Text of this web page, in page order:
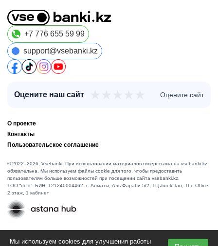
+7 776 655 59 99
support@vsebanki.kz
Оцените наш сайт Оцените сайт
О проекте
Контакты
Пользовательское соглашение
© 2022–2026, Vsebanki. При использовании материалов гиперссылка на vsebanki.kz
обязательна. Мы используем файлы cookie для того, чтобы предоставить
пользователям больше возможностей при посещении сайта vsebanki.kz.
TOO “do-it”. БИН: 121240004462. г. Алматы, ​Аль-Фараби 5/2, ТЦ Jurek Tau, The Office,
2 этаж, 1 кабинет
Мы используем cookies для улучшения работы